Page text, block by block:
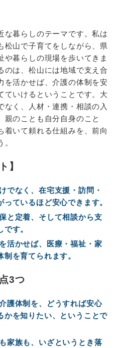
な暮らしのテーマです。私は
松山で子育てをしながら、県
や暮らしの現場を歩いてきま
のは、松山には地域で支え合
を活かせば、介護の体制を安
ていけるということです。大
なく、人材・連携・相談の入
親のことも自分自身のこと
着いて頼れる仕組みを、前向
】
でなく、在宅支援・訪問・
ているほど安心できます。
と定着、そして相談から支
す。
活かせば、医療・福祉・家
を育てられます。
3つ
護体制を、どうすれば安心
かを知りたい、ということで
家族も、いざというとき落